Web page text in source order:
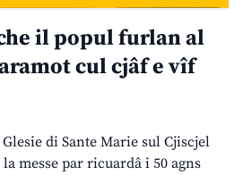
il popul furlan al
cul cjâf e vîf
di Sante Marie sul Cjiscjel
messe par ricuardâ i 50 agns